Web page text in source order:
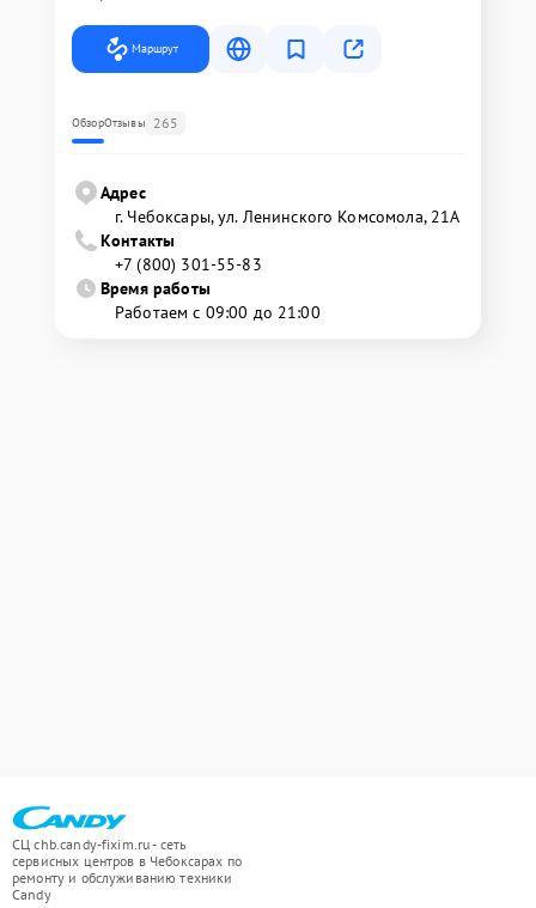
Маршрут
ОбзорОтзывы 265
Адрес
г. Чебоксары, ул. Ленинского Комсомола, 21А
Контакты
+7 (800) 301-55-83
Время работы
Работаем с 09:00 до 21:00
СЦ chb.candy-fixim.ru - сеть
сервисных центров в Чебоксарах по
ремонту и обслуживанию техники
Candy